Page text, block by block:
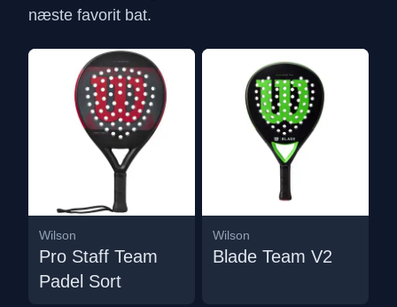
næste favorit bat.
Wilson
Pro Staff Team
Padel Sort
Wilson
Blade Team V2